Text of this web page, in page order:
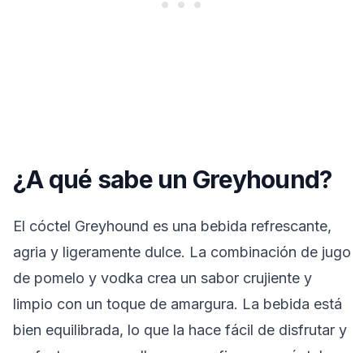
¿A qué sabe un Greyhound?
El cóctel Greyhound es una bebida refrescante,
agria y ligeramente dulce. La combinación de jugo
de pomelo y vodka crea un sabor crujiente y
limpio con un toque de amargura. La bebida está
bien equilibrada, lo que la hace fácil de disfrutar y